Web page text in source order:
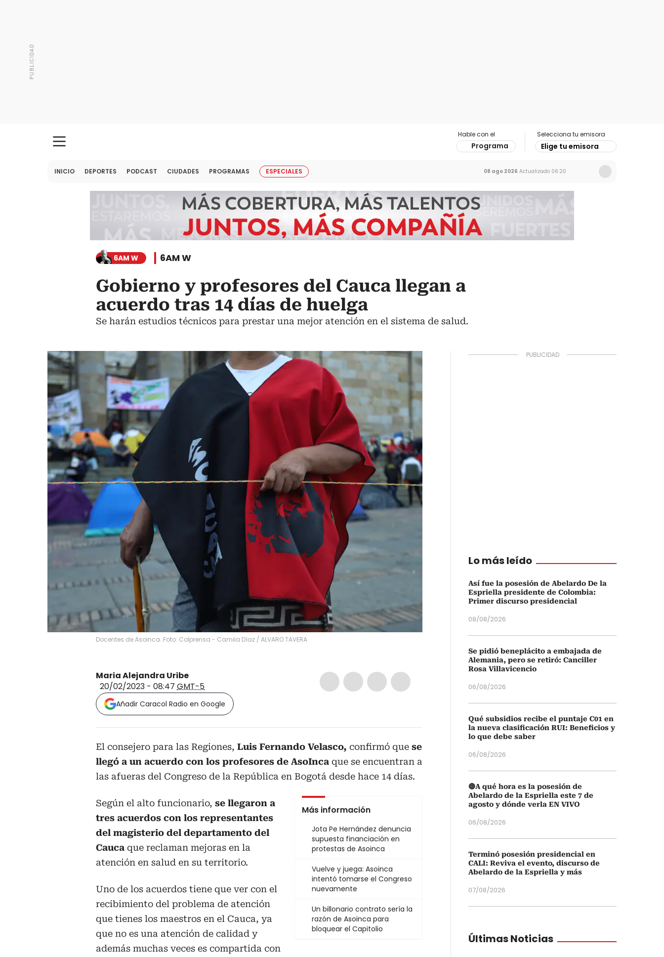
Hable con el
Programa
Selecciona tu emisora
Elige tu emisora
INICIO DEPORTES PODCAST CIUDADES PROGRAMAS ESPECIALES 08 ago 2026 Actualizado 06:20
6AM W 6AM W
Gobierno y profesores del Cauca llegan a
acuerdo tras 14 días de huelga
Se harán estudios técnicos para prestar una mejor atención en el sistema de salud.
Docentes de Asoinca. Foto: Colprensa - Camila Díaz / ALVARO TAVERA
Maria Alejandra Uribe
20/02/2023 - 08:47 GMT-5
Añadir Caracol Radio en Google
El consejero para las Regiones, Luis Fernando Velasco, confirmó que se
llegó a un acuerdo con los profesores de AsoInca que se encuentran a
las afueras del Congreso de la República en Bogotá desde hace 14 días.
Más información
Jota Pe Hernández denuncia
supuesta financiación en
protestas de Asoinca
Vuelve y juega: Asoinca
intentó tomarse el Congreso
nuevamente
Un billonario contrato sería la
razón de Asoinca para
bloquear el Capitolio
Según el alto funcionario, se llegaron a
tres acuerdos con los representantes
del magisterio del departamento del
Cauca que reclaman mejoras en la
atención en salud en su territorio.
Uno de los acuerdos tiene que ver con el
recibimiento del problema de atención
que tienes los maestros en el Cauca, ya
que no es una atención de calidad y
además muchas veces es compartida con
Lo más leído
Así fue la posesión de Abelardo De la
Espriella presidente de Colombia:
Primer discurso presidencial
08/08/2026
Se pidió beneplácito a embajada de
Alemania, pero se retiró: Canciller
Rosa Villavicencio
06/08/2026
Qué subsidios recibe el puntaje C01 en
la nueva clasificación RUI: Beneficios y
lo que debe saber
06/08/2026
🔴A qué hora es la posesión de
Abelardo de la Espriella este 7 de
agosto y dónde verla EN VIVO
06/08/2026
Terminó posesión presidencial en
CALI: Reviva el evento, discurso de
Abelardo de la Espriella y más
07/08/2026
Últimas Noticias